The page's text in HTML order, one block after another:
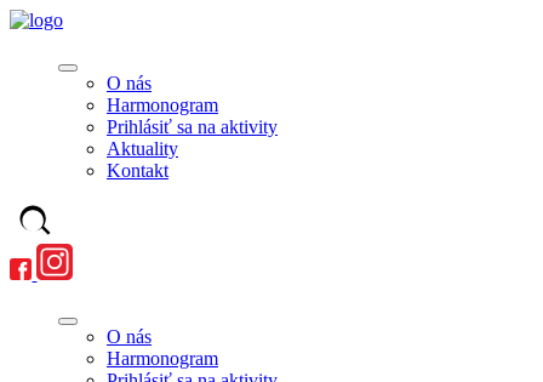
O nás
Harmonogram
Prihlásiť sa na aktivity
Aktuality
Kontakt
O nás
Harmonogram